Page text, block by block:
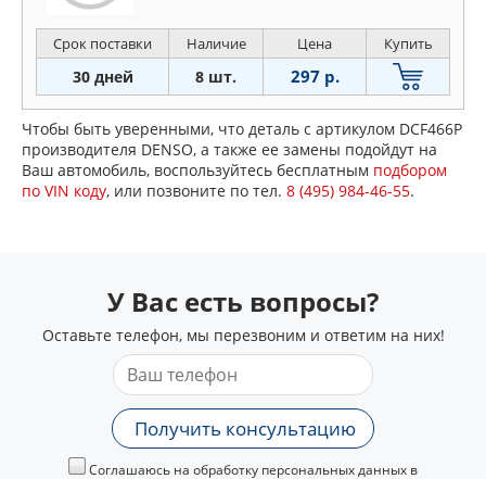
Срок поставки Наличие Цена Купить
30 дней 8 шт. 297 р.
Чтобы быть уверенными, что деталь с артикулом DCF466P
производителя DENSO, а также ее замены подойдут на
Ваш автомобиль, воспользуйтесь бесплатным подбором
по VIN коду, или позвоните по тел. 8 (495) 984-46-55.
У Вас есть вопросы?
Оставьте телефон, мы перезвоним и ответим на них!
Получить консультацию
Соглашаюсь на обработку персональных данных в